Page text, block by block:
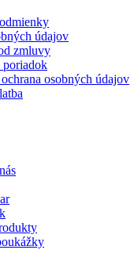
údajov
zmluvy
poriadok
osobných údajov